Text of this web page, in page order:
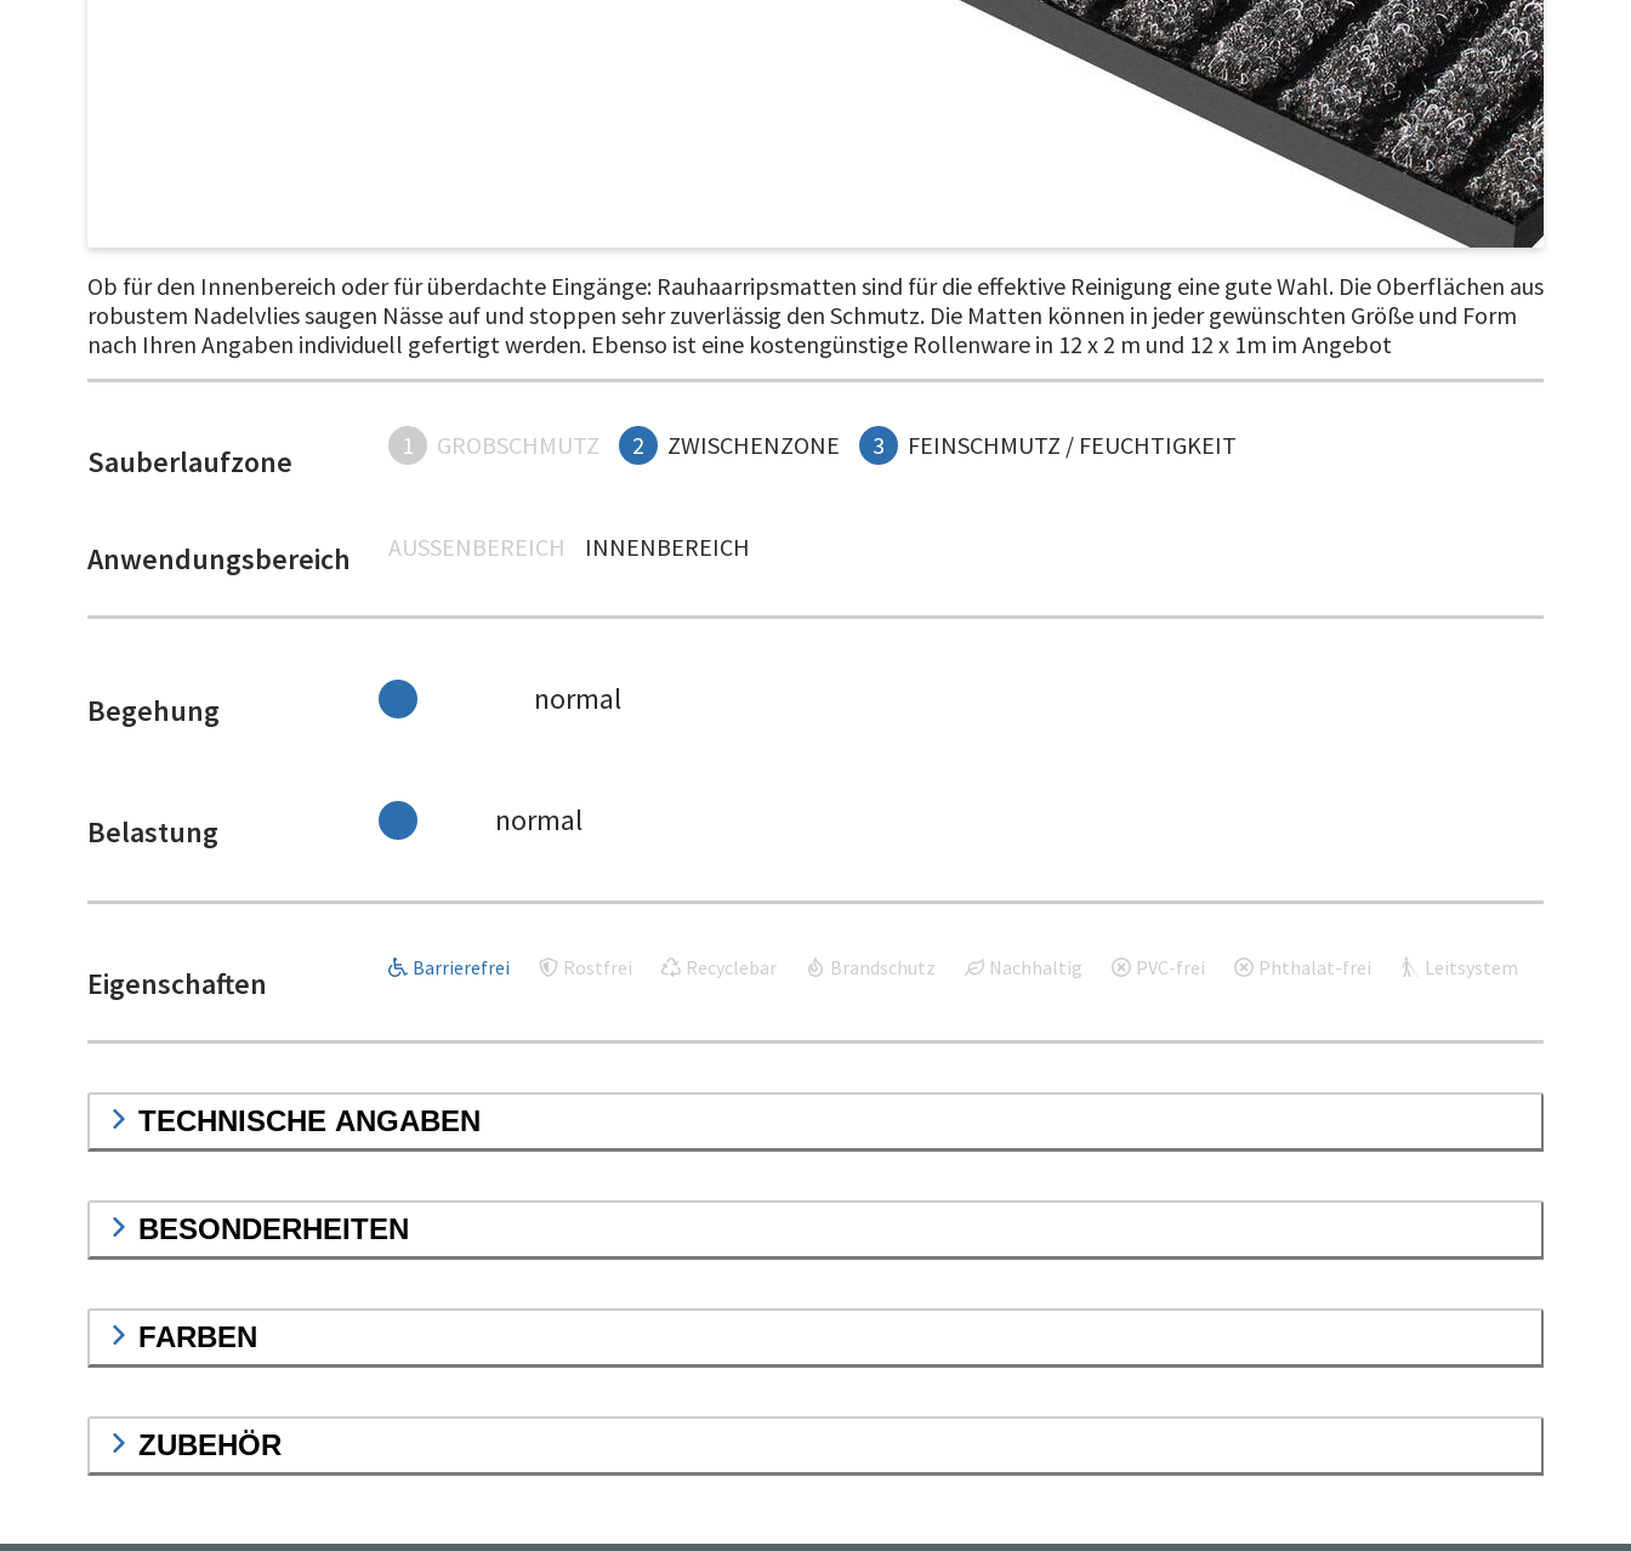
Ob für den Innenbereich oder für überdachte Eingänge: Rauhaarripsmatten sind für die effektive Reinigung eine gute Wahl. Die Oberflächen aus
robustem Nadelvlies saugen Nässe auf und stoppen sehr zuverlässig den Schmutz. Die Matten können in jeder gewünschten Größe und Form
nach Ihren Angaben individuell gefertigt werden. Ebenso ist eine kostengünstige Rollenware in 12 x 2 m und 12 x 1m im Angebot
Sauberlaufzone 1 GROBSCHMUTZ 2 ZWISCHENZONE 3 FEINSCHMUTZ / FEUCHTIGKEIT
Anwendungsbereich AUSSENBEREICH INNENBEREICH
Begehung normal
Belastung normal
Eigenschaften Barrierefrei Rostfrei Recyclebar Brandschutz Nachhaltig PVC-frei Phthalat-frei Leitsystem
TECHNISCHE ANGABEN
BESONDERHEITEN
FARBEN
ZUBEHÖR